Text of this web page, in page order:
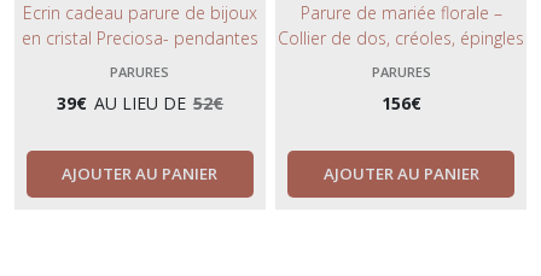
Ecrin cadeau parure de bijoux
en cristal Preciosa- pendantes
d'oreilles, bracelet vert sauge et
PARURES
39€ AU LIEU DE 52€
AJOUTER AU PANIER
Parure de mariée florale –
Collier de dos, créoles, épingles
de chignon et bracelet aux
orange et rose poudré.
PARURES
156€
AJOUTER AU PANIER